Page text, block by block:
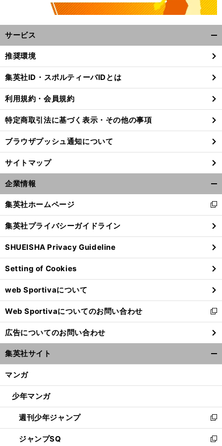
サービス
閉
る
推奨環境
集英社ID・スポルティーバIDとは
利用規約・会員規約
特定商取引法に基づく表示・その他の事項
ブラウザプッシュ通知について
サイトマップ
企業情報
閉
る
集英社ホームページ
新
し
い
ウ
ィ
ン
ド
ウ
で
開
く
集英社プライバシーガイドライン
SHUEISHA Privacy Guideline
Setting of Cookies
web Sportivaについて
Web Sportivaについてのお問い合わせ
新
し
い
ウ
ィ
ン
ウ
開
く
広告についてのお問い合わせ
集英社サイト
マンガ
少年マンガ
週刊少年ジャンプ
新
し
い
ジャンプSQ
新